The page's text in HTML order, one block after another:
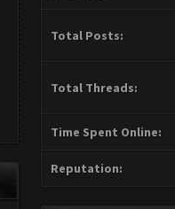
Total Posts:
Total Threads:
Time Spent Online:
Reputation: